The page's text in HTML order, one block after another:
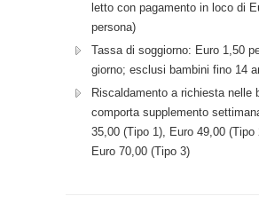
letto con pagamento in loco di
persona)
Tassa di soggiorno: Euro 1,50
giorno; esclusi bambini fino 14
Riscaldamento a richiesta nelle
comporta supplemento
35,00 (Tipo 1), Euro 49,00 (Tipo
Euro 70,00 (Tipo 3)